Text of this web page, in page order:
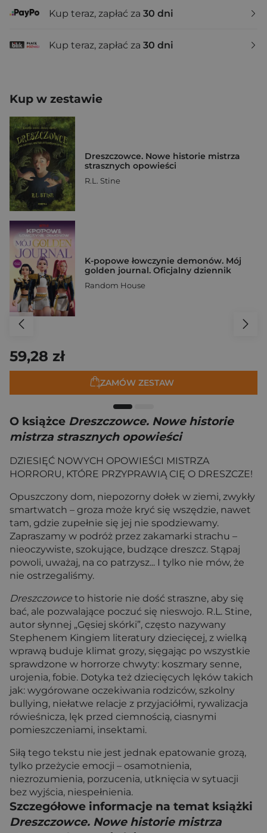
Kup teraz, zapłać za 30 dni
Kup teraz, zapłać za 30 dni
Kup w zestawie
Dreszczowce. Nowe historie mistrza
strasznych opowieści
R.L. Stine
K-popowe łowczynie demonów. Mój
golden journal. Oficjalny dziennik
Random House
59,28 zł
ZAMÓW ZESTAW
O książce Dreszczowce. Nowe historie
mistrza strasznych opowieści
DZIESIĘĆ NOWYCH OPOWIEŚCI MISTRZA
HORRORU, KTÓRE PRZYPRAWIĄ CIĘ O DRESZCZE!
Opuszczony dom, niepozorny dołek w ziemi, zwykły
smartwatch – groza może kryć się wszędzie, nawet
tam, gdzie zupełnie się jej nie spodziewamy.
Zapraszamy w podróż przez zakamarki strachu –
nieoczywiste, szokujące, budzące dreszcz. Stąpaj
powoli, uważaj, na co patrzysz... I tylko nie mów, że
nie ostrzegaliśmy.
Dreszczowce to historie nie dość straszne, aby się
bać, ale pozwalające poczuć się nieswojo. R.L. Stine,
autor słynnej „Gęsiej skórki”, często nazywany
Stephenem Kingiem literatury dziecięcej, z wielką
wprawą buduje klimat grozy, sięgając po wszystkie
sprawdzone w horrorze chwyty: koszmary senne,
urojenia, fobie. Dotyka też dziecięcych lęków takich
jak: wygórowane oczekiwania rodziców, szkolny
bullying, niełatwe relacje z przyjaciółmi, rywalizacja
rówieśnicza, lęk przed ciemnością, ciasnymi
pomieszczeniami, insektami.
Siłą tego tekstu nie jest jednak epatowanie grozą,
tylko przeżycie emocji – osamotnienia,
niezrozumienia, porzucenia, utknięcia w sytuacji
bez wyjścia, niespełnienia.
Szczegółowe informacje na temat książki
Dreszczowce. Nowe historie mistrza